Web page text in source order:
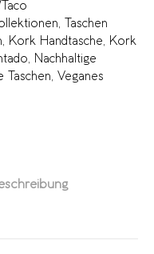
,
Taschen
, Kork Handtasche, Kork
,
Nachhaltige
Taschen, Veganes